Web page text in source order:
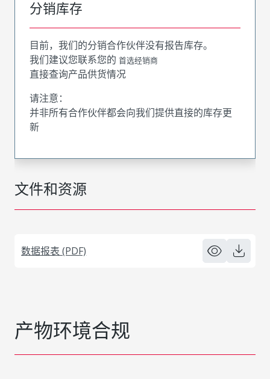
文件和资源
数据报表 (PDF)
分销库存
目前，我们的分销合作伙伴没有报告库存。
我们建议您联系您的 首选经销商
直接查询产品供货情况
请注意：
并非所有合作伙伴都会向我们提供直接的库存更
新
产物环境合规